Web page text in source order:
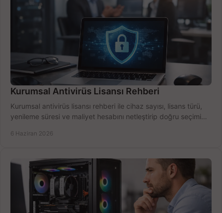
Kurumsal Antivirüs Lisansı Rehberi
Kurumsal antivirüs lisansı rehberi ile cihaz sayısı, lisans türü,
yenileme süresi ve maliyet hesabını netleştirip doğru seçimi
6 Haziran 2026